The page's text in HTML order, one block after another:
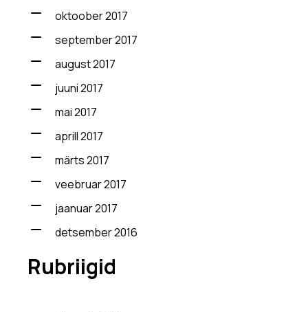
oktoober 2017
september 2017
august 2017
juuni 2017
mai 2017
aprill 2017
märts 2017
veebruar 2017
jaanuar 2017
detsember 2016
Rubriigid